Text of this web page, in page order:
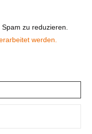
zu reduzieren.
werden.